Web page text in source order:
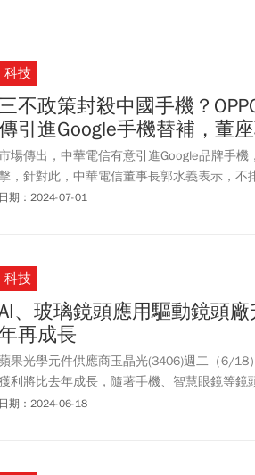
科技
不政策封殺中國手機？
引進Google手機替補，董
場傳出，中華電信有意引進Google品牌手
擊，針對此，中華電信董事長郭水義表示，
客戶得到所需要的服務。至於導入Google手
日期：2024-07-01
科技
、玻璃鏡頭應用驅動鏡頭
再成長
果光學元件供應商玉晶光(3406)週二（6/18
利將比去年成長，隨著手機、智慧眼鏡等
片，現在已準備自己做，而近期火紅的AI應用
日期：2024-06-18